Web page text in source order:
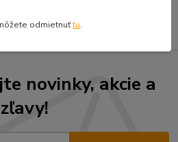
novinky, akcie a
zľavy!
odmietnuťtu.